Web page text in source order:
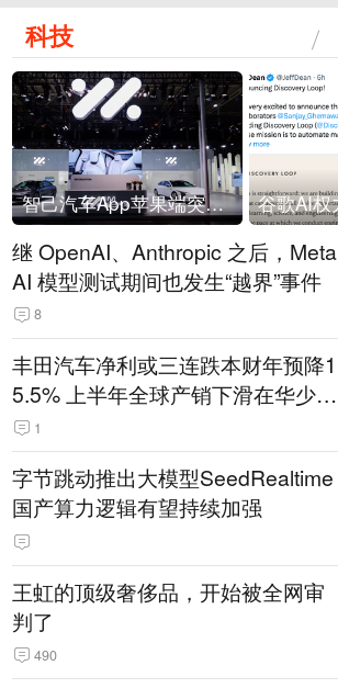
科技
智己汽车App苹果端突然“下架”
继 OpenAI、Anthropic 之后，Meta
AI 模型测试期间也发生“越界”事件
8
丰田汽车净利或三连跌本财年预降1
5.5% 上半年全球产销下滑在华少卖
14.3万辆
1
字节跳动推出大模型SeedRealtime
国产算力逻辑有望持续加强
王虹的顶级奢侈品，开始被全网审
判了
490